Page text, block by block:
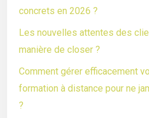
concrets en 2026 ?
Les nouvelles attentes des
manière de closer ?
Comment gérer efficacement
formation à distance pour ne
?